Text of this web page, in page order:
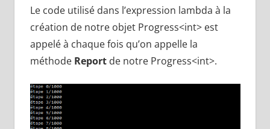
Le code utilisé dans l’expression lambda à la
création de notre objet Progress<int> est
appelé à chaque fois qu’on appelle la
méthode Reportde notre Progress<int>.